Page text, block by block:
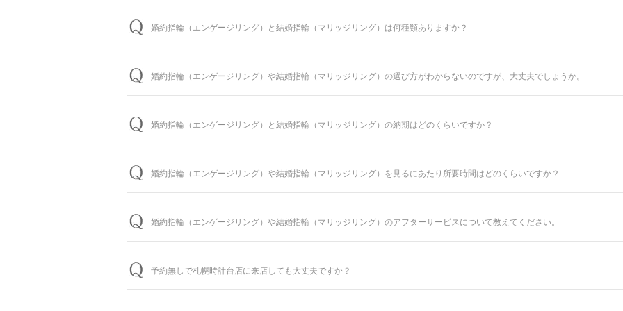
婚約指輪（エンゲージリング）と結婚指輪（マリッジリング）は何種類ありますか？
婚約指輪（エンゲージリング）や結婚指輪（マリッジリング）の選び方がわからないのですが、大丈夫でしょうか。
パーフェクトフィットカウンセリングは全店でお受けできますので、お気軽にコンシェルジュにお申し付けください。
パーフェクトフィットカウンセリングと銀座ダイヤモンドシライシの特長はこちら
婚約指輪（エンゲージリング）と結婚指輪（マリッジリング）の納期はどのくらいですか？
す。
婚約指輪（エンゲージリング）や結婚指輪（マリッジリング）を見るにあたり所要時間はどのくらいですか？
ご来店予約はこちら
婚約指輪（エンゲージリング）や結婚指輪（マリッジリング）のアフターサービスについて教えてください。
予約無しで札幌時計台店に来店しても大丈夫ですか？